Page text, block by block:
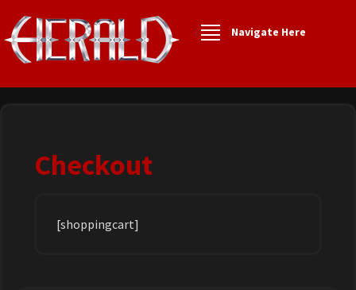
Navigate Here
Checkout
[shoppingcart]